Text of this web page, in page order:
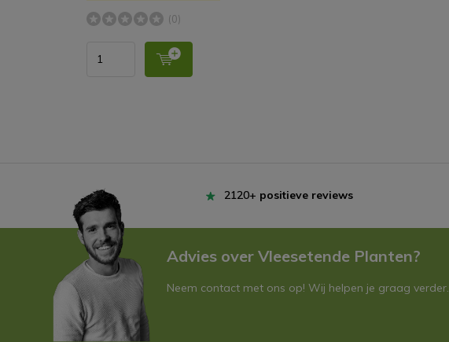
(0)
2120+ positieve reviews
Advies over Vleesetende Planten?
Neem contact met ons op! Wij helpen je graag verder.